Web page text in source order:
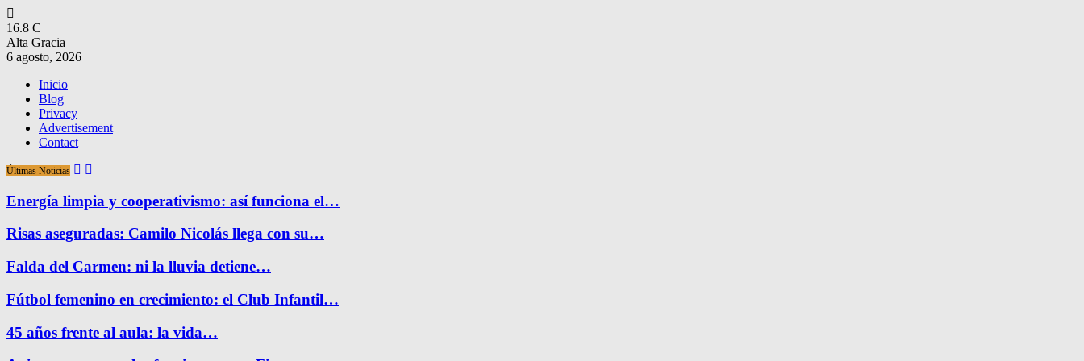
16.8 C
Alta Gracia
6 agosto, 2026
Inicio
Blog
Privacy
Advertisement
Contact
Últimas Noticias
Energía limpia y cooperativismo: así funciona el…
Risas aseguradas: Camilo Nicolás llega con su…
Falda del Carmen: ni la lluvia detiene…
Fútbol femenino en crecimiento: el Club Infantil…
45 años frente al aula: la vida…